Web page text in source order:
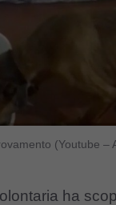
(Youtube –
ha